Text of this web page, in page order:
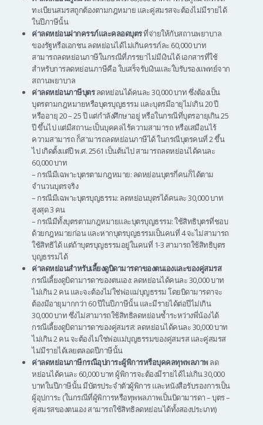
ทะเบียนสมรสถูกต้องตามกฎหมาย และคู่สมรสจะต้องไม่มีรายได้
ในปีภาษีนั้น
ค่าลดหย่อนฝากครรภ์และคลอดบุตรที่จ่ายให้กับสถานพยาบาล
ของรัฐหรือเอกชน ลดหย่อนได้ไม่เกินครรภ์ละ 60,000 บาท
สามารถลดหย่อนภาษีในกรณีที่ภรรยาไม่มีเงินได้ เอกสารที่ใช้
สำหรับการลดหย่อนภาษีคือ ใบเสร็จรับเงินและใบรับรองแพทย์จาก
สถานพยาบาล
ค่าลดหย่อนภาษีบุตรลดหย่อนได้คนละ 30,000 บาท ซึ่งต้องเป็น
บุตรตามกฎหมายหรือบุตรบุญธรรม และบุตรมีอายุไม่เกิน 20 ปี
หรืออายุ 20 – 25 ปี แต่กำลังศึกษาอยู่ หรือในกรณีที่บุตรอายุเกิน 25
ปี ขึ้นไป แต่มีสถานะเป็นบุคคลไร้ความสามารถ หรือเสมือนไร้
ความสามารถ ก็สามารถลดหย่อนภาษีได้ ในกรณีบุตรคนที่ 2 ขึ้น
ไป เกิดตั้งแต่ปี พ.ศ. 2561 เป็นต้นไป สามารถลดหย่อนได้คนละ
60,000 บาท
– กรณีมีเฉพาะบุตรตามกฎหมาย: ลดหย่อนบุตรกี่คนก็ได้ตาม
จำนวนบุตรจริง
– กรณีมีเฉพาะบุตรบุญธรรม: ลดหย่อนบุตรได้คนละ 30,000 บาท
สูงสุด 3 คน
– กรณีมีทั้งบุตรตามกฎหมายและบุตรบุญธรรม: ใช้สิทธิบุตรที่ชอบ
ด้วยกฎหมายก่อน และหากบุตรบุญธรรมเป็นคนที่ 4 จะไม่สามารถ
ใช้สิทธิได้ แต่ถ้าบุตรบุญธรรมอยู่ในคนที่ 1-3 สามารถใช้สิทธิบุตร
บุญธรรมได้
ค่าลดหย่อนสำหรับเลี้ยงดูบิดามารดาของตนเองและของคู่สมรส
กรณีเลี้ยงดูบิดามารดาของตนเอง: ลดหย่อนได้คนละ 30,000 บาท
ไม่เกิน 2 คน และจะต้องไม่ใช่พ่อแม่บุญธรรม โดยบิดามารดาจะ
ต้องมีอายุมากกว่า 60 ปีในปีภาษีนั้น และมีรายได้ต่อปีไม่เกิน
30,000 บาท ซึ่งไม่สามารถใช้สิทธิลดหย่อนซ้ำระหว่างพี่น้องได้
กรณีเลี้ยงดูบิดามารดาของคู่สมรส: ลดหย่อนได้คนละ 30,000 บาท
ไม่เกิน 2 คน จะต้องไม่ใช่พ่อแม่บุญธรรมของคู่สมรส และคู่สมรส
ไม่มีรายได้เลยตลอดปีภาษีนั้น
ค่าลดหย่อนภาษีกรณีอุปการะผู้พิการหรือบุคคลทุพพลภาพลด
หย่อนได้คนละ 60,000 บาท ผู้พิการจะต้องมีรายได้ไม่เกิน 30,000
บาทในปีภาษีนั้น มีบัตรประจำตัวผู้พิการ และหนังสือรับรองการเป็น
ผู้อุปการะ (ในกรณีที่ผู้พิการหรือทุพพลภาพเป็นบิดามารดา – บุตร –
คู่สมรสของตนเอง สามารถใช้สิทธิลดหย่อนได้ทั้งสองประเภท)